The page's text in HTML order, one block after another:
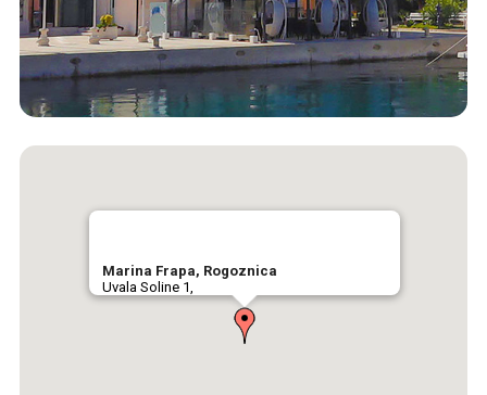
Marina Frapa, Rogoznica
Uvala Soline 1,